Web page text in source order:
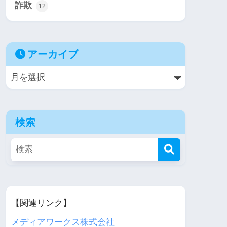
詐欺 12
アーカイブ
検索
【関連リンク】
メディアワークス株式会社